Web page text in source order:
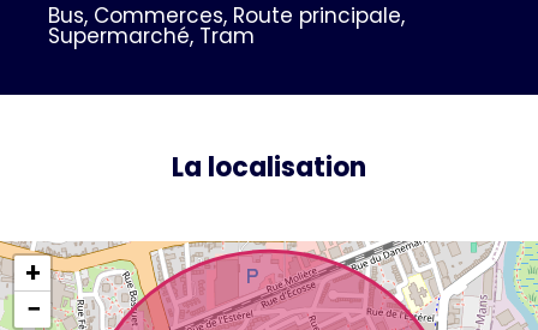
Bus, Commerces, Route principale,
Supermarché, Tram
La localisation
+
−